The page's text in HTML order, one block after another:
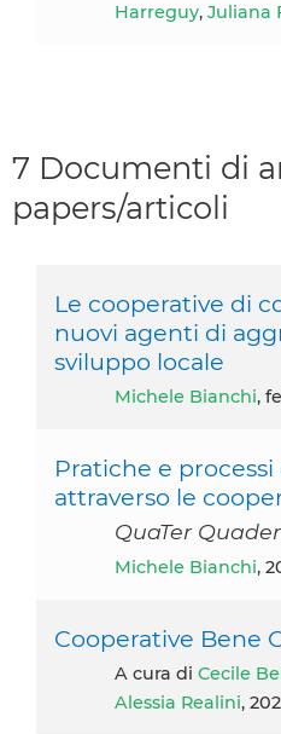
Harreguy, Juliana
7 Documenti di
papers/articoli
Le cooperative di
nuovi agenti di
sviluppo locale
Michele Bianchi,
Pratiche e processi
attraverso le
QuaTer
Michele Bianchi,
Cooperative Bene
A cura di Cecile
Alessia Realini,